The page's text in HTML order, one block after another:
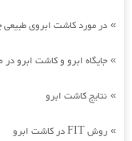
» در مورد کاشت ابروی طبیعی
» جایگاه ابرو و کاشت ابرو
» نتایج کاشت ابرو
» روش FIT در کاشت ابرو